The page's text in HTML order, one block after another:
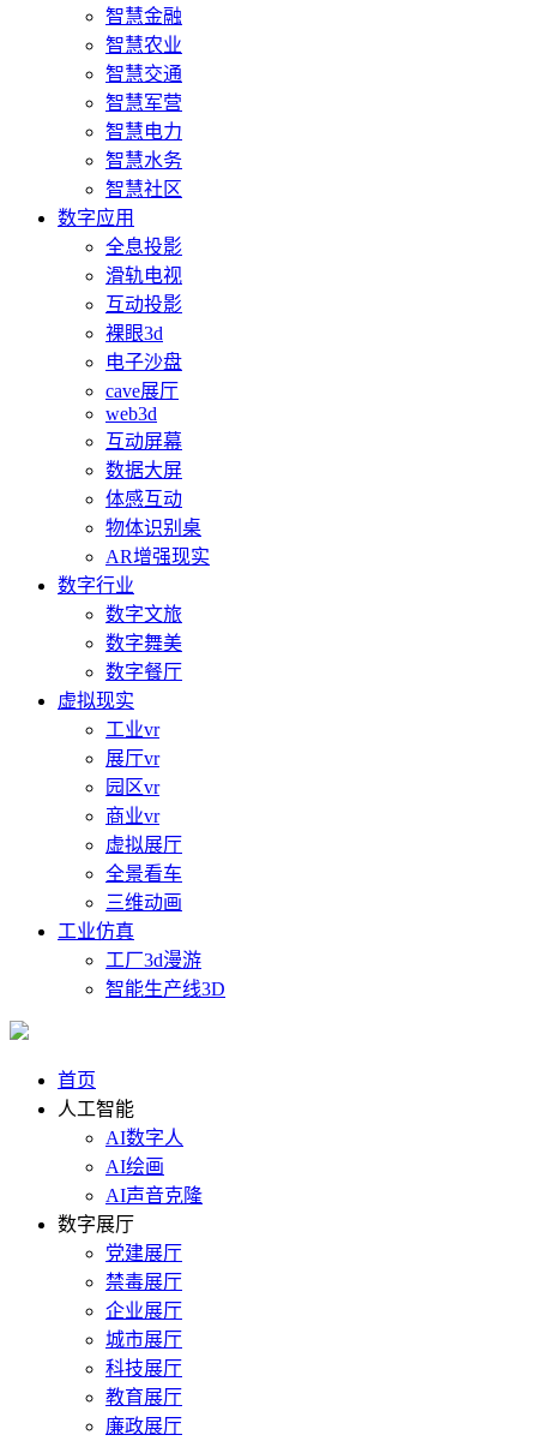
智慧金融
智慧农业
智慧交通
智慧军营
智慧电力
智慧水务
智慧社区
数字应用
全息投影
滑轨电视
互动投影
裸眼3d
电子沙盘
cave展厅
web3d
互动屏幕
数据大屏
体感互动
物体识别桌
AR增强现实
数字行业
数字文旅
数字舞美
数字餐厅
虚拟现实
工业vr
展厅vr
园区vr
商业vr
虚拟展厅
全景看车
三维动画
工业仿真
工厂3d漫游
智能生产线3D
首页
人工智能
AI数字人
AI绘画
AI声音克隆
数字展厅
党建展厅
禁毒展厅
企业展厅
城市展厅
科技展厅
教育展厅
廉政展厅